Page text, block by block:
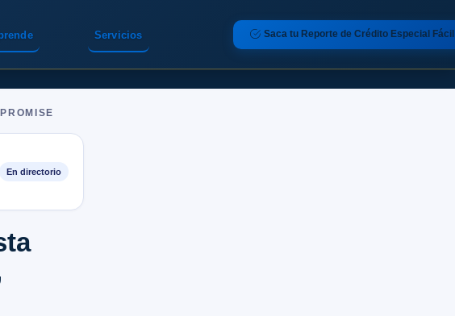
Servicios Saca tu Reporte de Crédito Especial Fácil
En directorio